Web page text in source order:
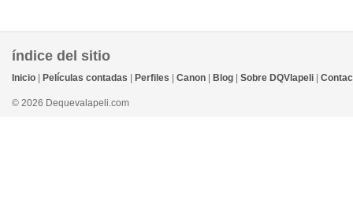
índice del sitio
Inicio Películas contadas Perfiles Canon Blog Sobre DQVlapeli
© 2026 Dequevalapeli.com